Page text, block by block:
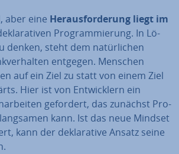
aber eine Her­aus­for­de­rung liegt im
Pro­gram­mie­rung. In Lö­
denken, steht dem na­tür­li­chen
entgegen. Menschen
auf ein Ziel zu statt von einem Ziel
Hier ist von Ent­wick­lern ein
gefordert, das zunächst Pro­
kann. Ist das neue Mindset
kann der de­kla­ra­ti­ve Ansatz seine